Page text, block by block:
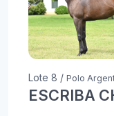
Lote 8 / Polo
ESCRIBA